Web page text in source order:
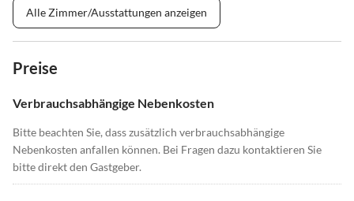
Alle Zimmer/Ausstattungen anzeigen
Preise
Verbrauchsabhängige Nebenkosten
Bitte beachten Sie, dass zusätzlich verbrauchsabhängige
Nebenkosten anfallen können. Bei Fragen dazu kontaktieren Sie
bitte direkt den Gastgeber.